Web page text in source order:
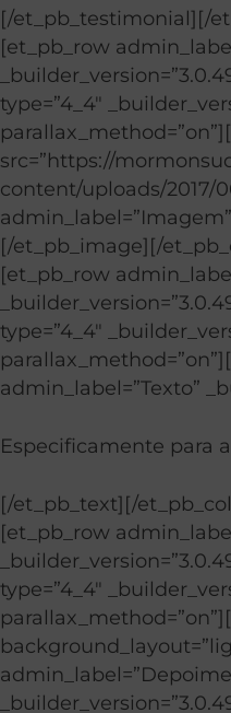
[/et_pb_testimonial][/
[et_pb_row
type=”4_4″
src=”https://
content/uploads/2017/
[/et_pb_image][/
[et_pb_row
type=”4_4″
admin_label=”Texto”
Especificamente para
[/et_pb_text][/
[et_pb_row
type=”4_4″